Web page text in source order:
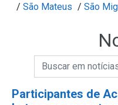
/ São Mateus / São
Campo de
Campo de Busca
Participantes de